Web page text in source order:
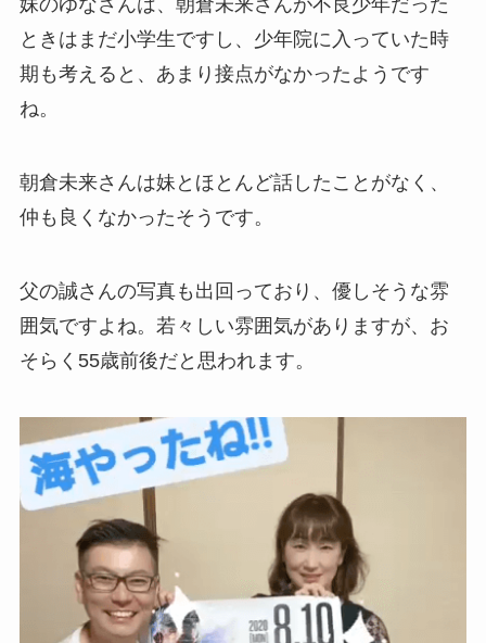
妹のゆなさんは、朝倉未来さんが不良少年だった
ときはまだ小学生ですし、少年院に入っていた時
期も考えると、あまり接点がなかったようです
ね。
朝倉未来さんは妹とほとんど話したことがなく、
仲も良くなかったそうです。
父の誠さんの写真も出回っており、優しそうな雰
囲気ですよね。若々しい雰囲気がありますが、お
そらく55歳前後だと思われます。